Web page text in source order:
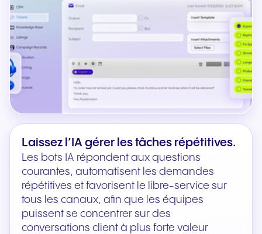
Laissez l’IA gérer les tâches répétitives.
Les bots IA répondent aux questions
courantes, automatisent les demandes
répétitives et favorisent le libre-service sur
tous les canaux, afin que les équipes
puissent se concentrer sur des
conversations client à plus forte valeur